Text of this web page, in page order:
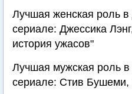
Лучшая женская роль в
сериале: Джессика
история ужасов"
Лучшая мужская роль
сериале: Стив